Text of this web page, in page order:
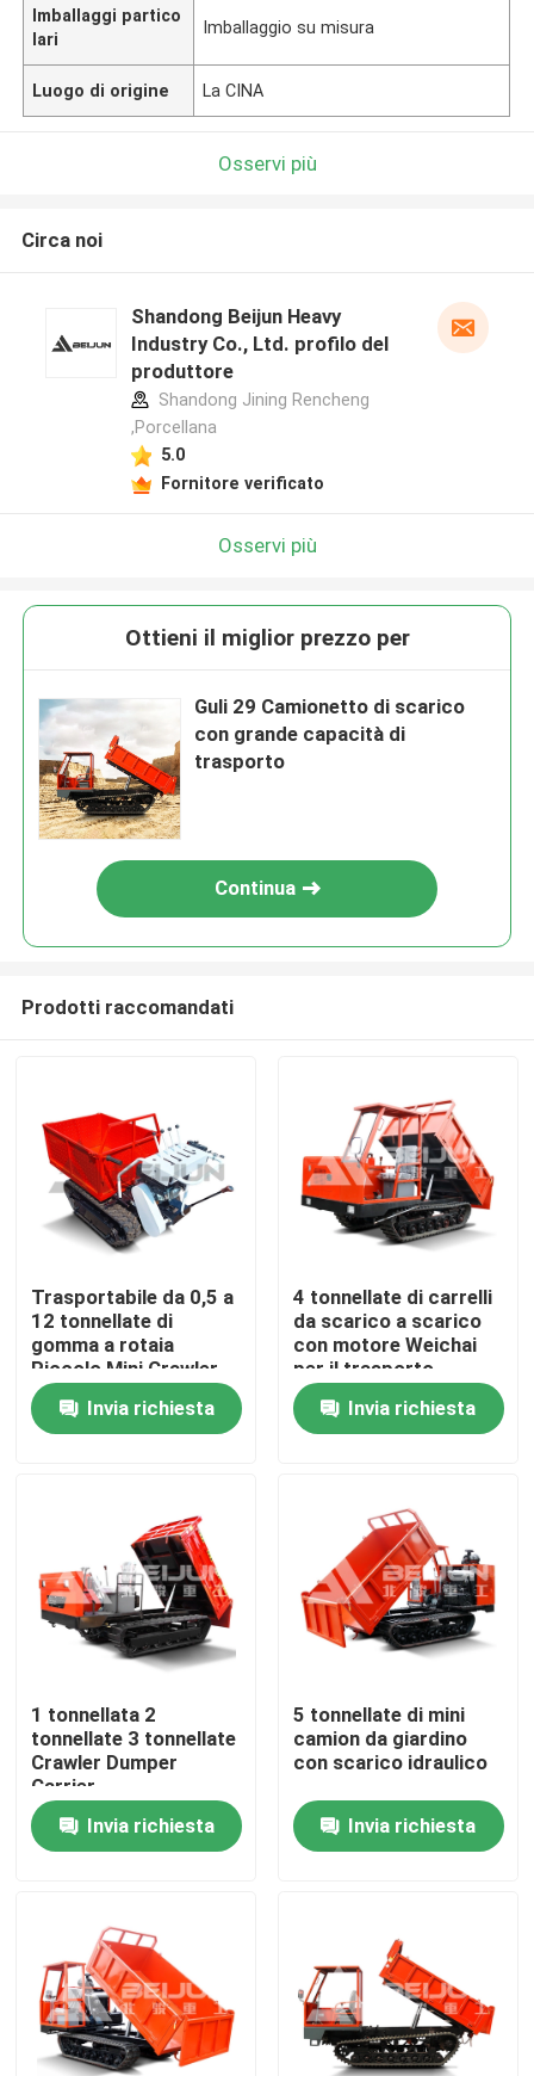
Casa
Prodotti
Autocarro con cassone ribaltabile sotterraneo
Camion di cantieri sotterranei
Camion di scarico
Sollevamento delle forbici a ruota
Imballaggi partico
lari
Imballaggio su misura
Luogo di origine La CINA
Osservi più
Circa noi
Shandong Beijun Heavy
Industry Co., Ltd. profilo del
produttore
Shandong Jining Rencheng
,Porcellana
5.0
Fornitore verificato
Osservi più
Ottieni il miglior prezzo per
Guli 29 Camionetto di scarico
con grande capacità di
trasporto
Continua
Prodotti raccomandati
Trasportabile da 0,5 a
12 tonnellate di
gomma a rotaia
Piccolo Mini Crawler
Carrier Truck A
motore diesel
Invia richiesta
4 tonnellate di carrelli
da scarico a scarico
con motore Weichai
per il trasporto
agevole dei materiali
Invia richiesta
1 tonnellata 2
tonnellate 3 tonnellate
Crawler Dumper
Carrier
Personalizzabile
Diesel Portatile In
vendita
Invia richiesta
5 tonnellate di mini
camion da giardino
con scarico idraulico
Invia richiesta